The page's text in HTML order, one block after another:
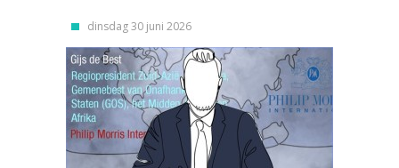
dinsdag 30 juni 2026